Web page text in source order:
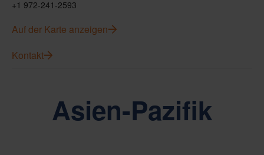
+1 972-241-2593
Auf der Karte anzeigen
Kontakt
Asien-Pazifik